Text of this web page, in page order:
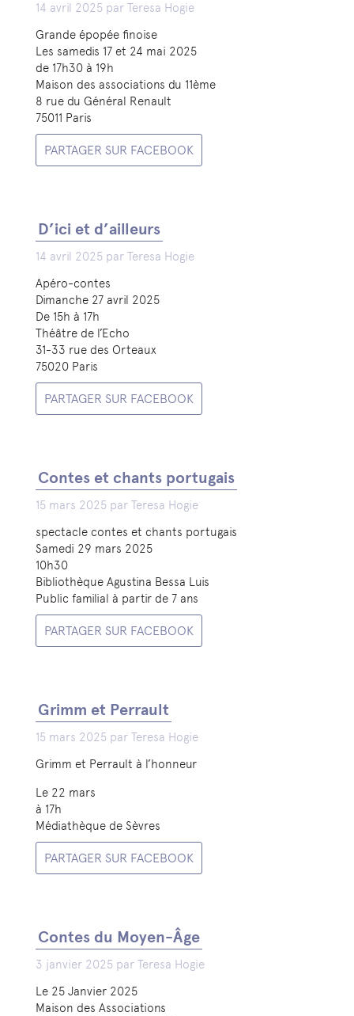
14 avril 2025 par Teresa Hogie
Grande épopée finoise
Les samedis 17 et 24 mai 2025
de 17h30 à 19h
Maison des associations du 11ème
8 rue du Général Renault
75011 Paris
PARTAGER SUR FACEBOOK
D’ici et d’ailleurs
14 avril 2025 par Teresa Hogie
Apéro-contes
Dimanche 27 avril 2025
De 15h à 17h
Théâtre de l’Echo
31-33 rue des Orteaux
75020 Paris
PARTAGER SUR FACEBOOK
Contes et chants portugais
15 mars 2025 par Teresa Hogie
spectacle contes et chants portugais
Samedi 29 mars 2025
10h30
Bibliothèque Agustina Bessa Luis
Public familial à partir de 7 ans
PARTAGER SUR FACEBOOK
Grimm et Perrault
15 mars 2025 par Teresa Hogie
Grimm et Perrault à l’honneur
Le 22 mars
à 17h
Médiathèque de Sèvres
PARTAGER SUR FACEBOOK
Contes du Moyen-Âge
3 janvier 2025 par Teresa Hogie
Le 25 Janvier 2025
Maison des Associations